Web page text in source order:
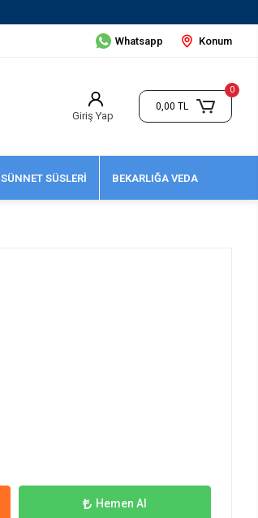
Whatsapp Konum
Giriş Yap
0
0,00 TL
SÜNNET SÜSLERİ BEKARLIĞA VEDA
Hemen Al